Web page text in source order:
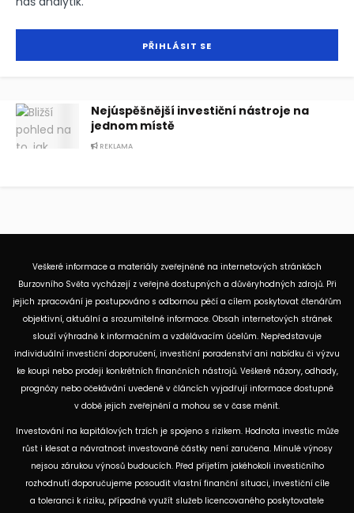
Nejúspěšnější investiční nástroje na
jednom místě
REKLAMA
Veškeré informace a materiály zveřejněné na internetových stránkách
Burzovního Světa vycházejí z veřejně dostupných a důvěryhodných zdrojů. Při
jejich zpracování je postupováno s odbornou péčí a cílem poskytovat čtenářům
objektivní, aktuální a srozumitelné informace. Obsah internetových stránek
slouží výhradně k informačním a vzdělávacím účelům. Nepředstavuje
individuální investiční doporučení, investiční poradenství ani nabídku či výzvu
ke koupi nebo prodeji konkrétních finančních nástrojů. Veškeré názory, odhady,
prognózy nebo očekávání uvedené v článcích vyjadřují informace dostupné
v době jejich zveřejnění a mohou se v čase měnit.
Investování na kapitálových trzích je spojeno s rizikem. Hodnota investic může
růst i klesat a návratnost investované částky není zaručena. Minulé výnosy
nejsou zárukou výnosů budoucích. Před přijetím jakéhokoli investičního
rozhodnutí doporučujeme posoudit vlastní finanční situaci, investiční cíle
a toleranci k riziku, případně využít služeb licencovaného poskytovatele